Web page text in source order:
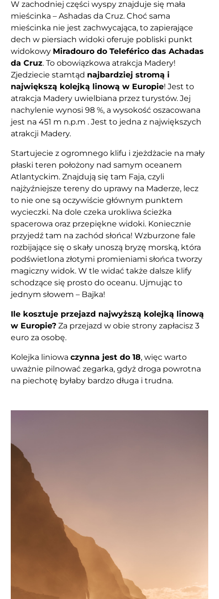
W zachodniej części wyspy znajduje się mała
mieścinka – Ashadas da Cruz. Choć sama
mieścinka nie jest zachwycająca, to zapierające
dech w piersiach widoki oferuje pobliski punkt
widokowy Miradouro do Teleférico das Achadas
da Cruz. To obowiązkowa atrakcja Madery!
Zjedziecie stamtąd najbardziej stromą i
największą kolejką linową w Europie! Jest to
atrakcja Madery uwielbiana przez turystów. Jej
nachylenie wynosi 98 %, a wysokość oszacowana
jest na 451 m n.p.m . Jest to jedna z największych
atrakcji Madery.
Startujecie z ogromnego klifu i zjeżdżacie na mały
płaski teren położony nad samym oceanem
Atlantyckim. Znajdują się tam Faja, czyli
najżyźniejsze tereny do uprawy na Maderze, lecz
to nie one są oczywiście głównym punktem
wycieczki. Na dole czeka urokliwa ścieżka
spacerowa oraz przepiękne widoki. Koniecznie
przyjedź tam na zachód słońca! Wzburzone fale
rozbijające się o skały unoszą bryzę morską, która
podświetlona złotymi promieniami słońca tworzy
magiczny widok. W tle widać także dalsze klify
schodzące się prosto do oceanu. Ujmując to
jednym słowem – Bajka!
Ile kosztuje przejazd najwyższą kolejką linową
w Europie? Za przejazd w obie strony zapłacisz 3
euro za osobę.
Kolejka liniowaczynna jest do 18, więc warto
uważnie pilnować zegarka, gdyż droga powrotna
na piechotę byłaby bardzo długa i trudna.